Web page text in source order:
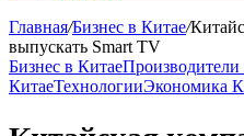
Главная/Бизнес в Китае/
выпускать Smart TV
Бизнес в КитаеПроизводители
КитаеТехнологииЭкономика